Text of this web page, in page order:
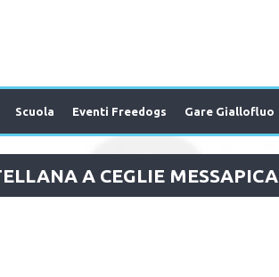
Scuola Eventi Freedogs Gare Giallofluo
A CEGLIE MESSAPICA